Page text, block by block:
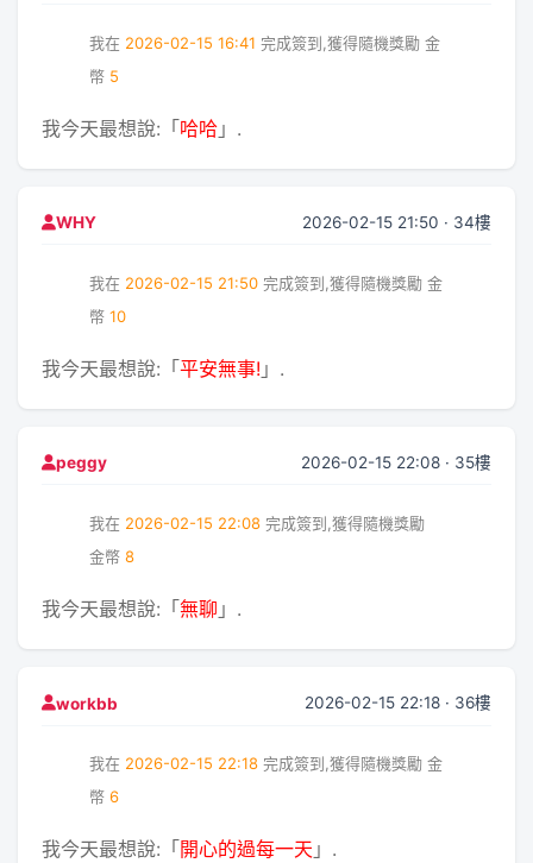
我在 2026-02-15 16:41 完成簽到,獲得隨機獎勵 金
幣 5
我今天最想說:「哈哈 」.
WHY 2026-02-15 21:50 · 34樓
我在 2026-02-15 21:50 完成簽到,獲得隨機獎勵 金
幣 10
我今天最想說:「平安無事! 」.
peggy 2026-02-15 22:08 · 35樓
我在 2026-02-15 22:08 完成簽到,獲得隨機獎勵
金幣 8
我今天最想說:「 無聊 」.
workbb 2026-02-15 22:18 · 36樓
我在 2026-02-15 22:18 完成簽到,獲得隨機獎勵 金
幣 6
我今天最想說:「 開心的過每一天 」.